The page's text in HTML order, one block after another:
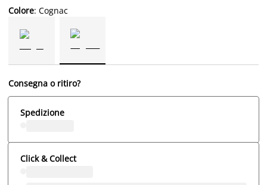
Colore: Cognac
Consegna o ritiro?
Spedizione
Click & Collect